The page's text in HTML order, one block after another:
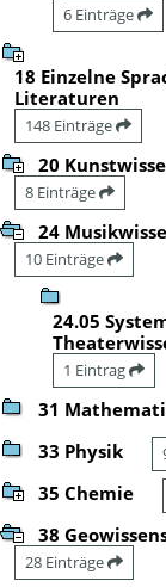
6 Einträge
18 Einzelne
Literaturen
148 Einträge
20
8 Einträge
24
10 Einträge
24.05
1 Eintrag
31
33 Physik
35 Chemie
38
28 Einträge